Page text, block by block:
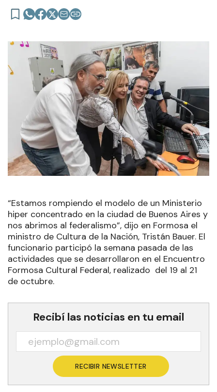
“Estamos rompiendo el modelo de un Ministerio
hiper concentrado en la ciudad de Buenos Aires y
nos abrimos al federalismo”, dijo en Formosa el
ministro de Cultura de la Nación, Tristán Bauer. El
funcionario participó la semana pasada de las
actividades que se desarrollaron en el Encuentro
Formosa Cultural Federal, realizado del 19 al 21
de octubre.
Recibí las noticias en tu email
RECIBIR NEWSLETTER